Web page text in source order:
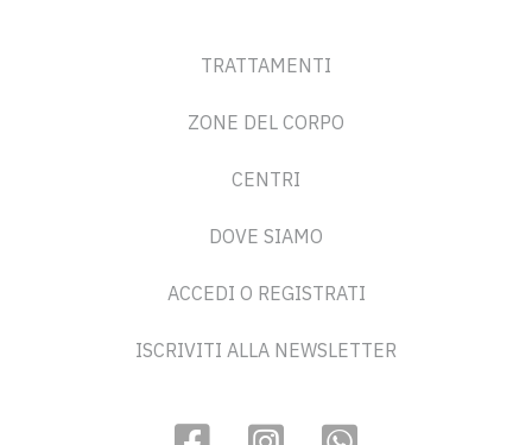
TRATTAMENTI
ZONE DEL CORPO
CENTRI
DOVE SIAMO
ACCEDI O REGISTRATI
ISCRIVITI ALLA NEWSLETTER